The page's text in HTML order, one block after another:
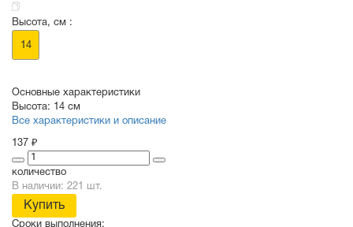
Высота, см :
14
Основные характеристики
Высота: 14 см
Все характеристики и описание
137 ₽
количество
В наличии: 221 шт.
Купить
Сроки выполнения: